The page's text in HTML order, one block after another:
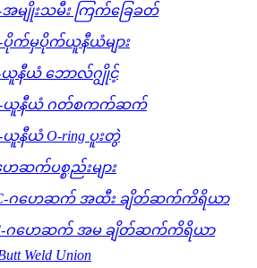
အမျိုးသမီး ကြက်ခြေခတ်
ပိုက်မှပိုက်ယူနီယံများ
ယူနီယံ ဘောလ်ဂျွိုင့်
ယူနီယံ ဂတ်စကက်ဆက်
ယူနီယံ O-ring ပူးတွဲ
ဆက်ပစ္စည်းများ
ဂဟေဆက် အထီး ချိတ်ဆက်ကိရိယာ
ဂဟေဆက် အမ ချိတ်ဆက်ကိရိယာ
Weld Union